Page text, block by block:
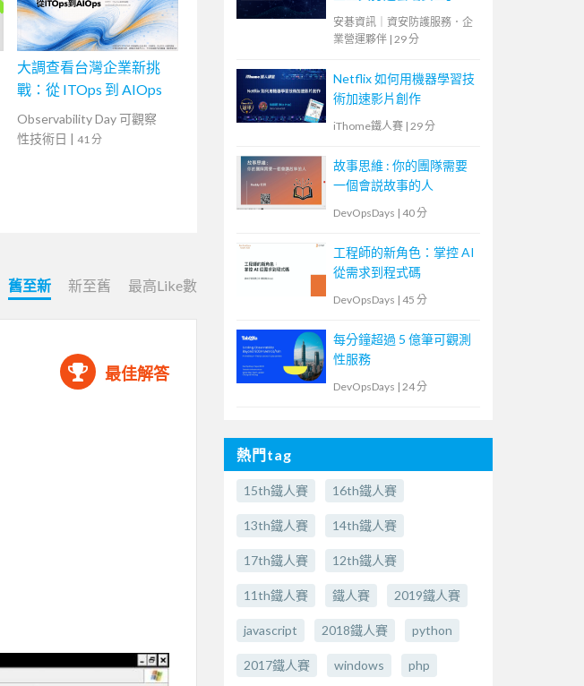
大調查看台灣企業新挑
戰：從 ITOps 到 AIOps
Observability Day 可觀察
性技術日 | 41 分
舊至新 新至舊 最高Like數
最佳解答
安碁資訊｜資安防護服務．企
業營運夥伴 | 29 分
Netflix 如何用機器學習技
術加速影片創作
iThome鐵人賽 | 29 分
故事思維 : 你的團隊需要
一個會説故事的人
DevOpsDays | 40 分
工程師的新角色：掌控 AI
從需求到程式碼
DevOpsDays | 45 分
每分鐘超過 5 億筆可觀測
性服務
DevOpsDays | 24 分
熱門tag
15th鐵人賽 16th鐵人賽
13th鐵人賽 14th鐵人賽
17th鐵人賽 12th鐵人賽
11th鐵人賽 鐵人賽 2019鐵人賽
javascript 2018鐵人賽 python
2017鐵人賽 windows php